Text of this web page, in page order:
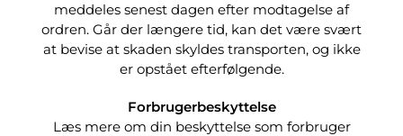
meddeles senest dagen efter modtagelse af
ordren. Går der længere tid, kan det være svært
at bevise at skaden skyldes transporten, og ikke
er opstået efterfølgende.
Forbrugerbeskyttelse
Læs mere om din beskyttelse som forbruger